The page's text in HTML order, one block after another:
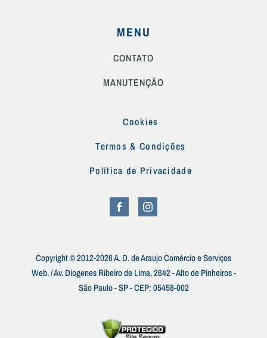
MENU
CONTATO
MANUTENÇÃO
Cookies
Termos & Condições
Política de Privacidade
Copyright © 2012-2026 A. D. de Araujo Comércio e Serviços
Web. / Av. Diogenes Ribeiro de Lima, 2642 - Alto de Pinheiros -
São Paulo - SP - CEP: 05458-002